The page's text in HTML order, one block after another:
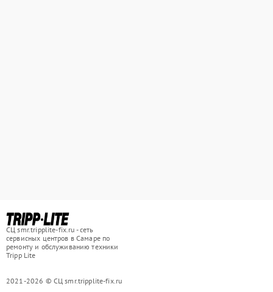
СЦ smr.tripplite-fix.ru - сеть
сервисных центров в Самаре по
ремонту и обслуживанию техники
Tripp Lite
2021-2026 © СЦ smr.tripplite-fix.ru